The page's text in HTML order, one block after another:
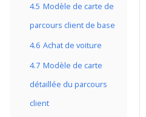
4.5 Modèle de carte de
parcours client de base
4.6 Achat de voiture
4.7 Modèle de carte
détaillée du parcours
client